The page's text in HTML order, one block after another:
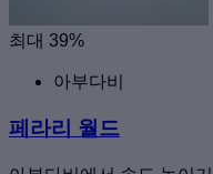
최대 39%
아부다비
페라리 월드